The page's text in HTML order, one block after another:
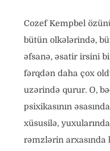
Cozef Kempbel
bütün olkələrində,
əfsanə, əsatir irsini
fərqdən daha çox
uzərində qurur. O,
psixikasının
xüsusilə,
rəmzlərin arxasında